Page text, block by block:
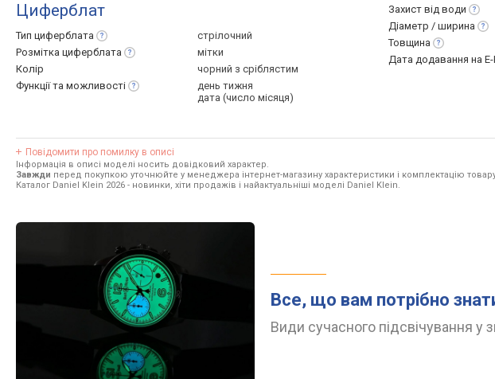
Циферблат
Тип циферблата
стрілочний
Розмітка циферблата
мітки
Колір
чорний з сріблястим
Функції та можливості
день тижня
дата (число місяця)
Захист від води
Діаметр / ширина
Товщина
Дата додавання на
Повідомити про помилку в описі
Інформація в описі моделі носить довідковий характер.
Завжди перед покупкою уточнюйте у менеджера інтернет-магазину характеристики і комплектацію
Каталог Daniel Klein 2026 - новинки, хіти продажів і найактуальніші моделі Daniel Klein.
Все, що вам потрібно
Види сучасного підсвічування у